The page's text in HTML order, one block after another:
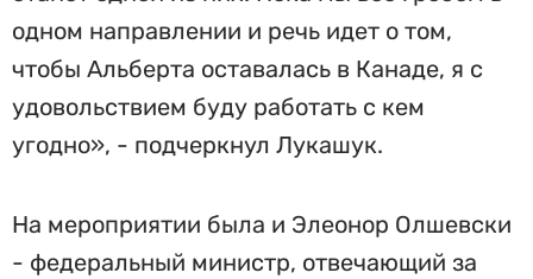
одном направлении и речь идет о том,
чтобы Альберта оставалась в Канаде, я с
удовольствием буду работать с кем
угодно», - подчеркнул Лукашук.
На мероприятии была и Элеонор Олшевски
- федеральный министр, отвечающий за